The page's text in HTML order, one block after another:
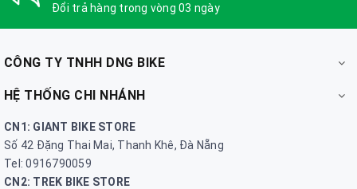
Đổi trả hàng trong vòng 03 ngày
CÔNG TY TNHH DNG BIKE
HỆ THỐNG CHI NHÁNH
CN1: GIANT BIKE STORE
Số 42 Đặng Thai Mai, Thanh Khê, Đà Nẵng
Tel: 0916790059
CN2: TREK BIKE STORE